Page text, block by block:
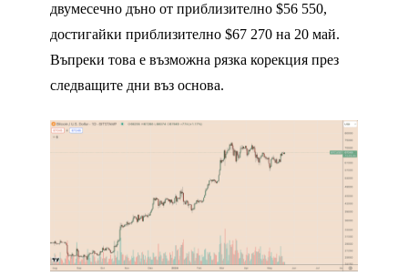
двумесечно дъно от приблизително $56 550,
достигайки приблизително $67 270 на 20 май.
Въпреки това е възможна рязка корекция през
следващите дни въз основа.